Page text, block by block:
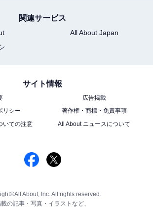
関連サービス
All About Japan
サイト情報
広告掲載
リシー
著作権・商標・免責事項
いての注意
All About ニュースについて
About, Inc. All rights reserved.
の記事・写真・イラストなど、